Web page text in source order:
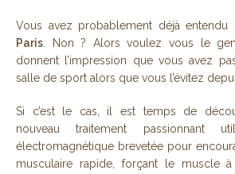
Vous avez probablement déjà entendu
Paris . Non ? Alors voulez vous le
donnent l’impression que vous avez
salle de sport alors que vous l’évitez
Si c’est le cas, il est temps de
nouveau traitement passionnant
électromagnétique brevetée pour
musculaire rapide, forçant le muscle